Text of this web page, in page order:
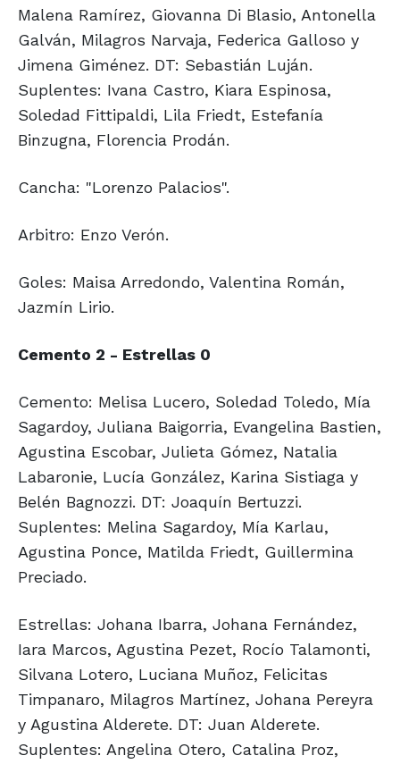
Malena Ramírez, Giovanna Di Blasio, Antonella
Galván, Milagros Narvaja, Federica Galloso y
Jimena Giménez. DT: Sebastián Luján.
Suplentes: Ivana Castro, Kiara Espinosa,
Soledad Fittipaldi, Lila Friedt, Estefanía
Binzugna, Florencia Prodán.
Cancha: "Lorenzo Palacios".
Arbitro: Enzo Verón.
Goles: Maisa Arredondo, Valentina Román,
Jazmín Lirio.
Cemento 2 - Estrellas 0
Cemento: Melisa Lucero, Soledad Toledo, Mía
Sagardoy, Juliana Baigorria, Evangelina Bastien,
Agustina Escobar, Julieta Gómez, Natalia
Labaronie, Lucía González, Karina Sistiaga y
Belén Bagnozzi. DT: Joaquín Bertuzzi.
Suplentes: Melina Sagardoy, Mía Karlau,
Agustina Ponce, Matilda Friedt, Guillermina
Preciado.
Estrellas: Johana Ibarra, Johana Fernández,
Iara Marcos, Agustina Pezet, Rocío Talamonti,
Silvana Lotero, Luciana Muñoz, Felicitas
Timpanaro, Milagros Martínez, Johana Pereyra
y Agustina Alderete. DT: Juan Alderete.
Suplentes: Angelina Otero, Catalina Proz,